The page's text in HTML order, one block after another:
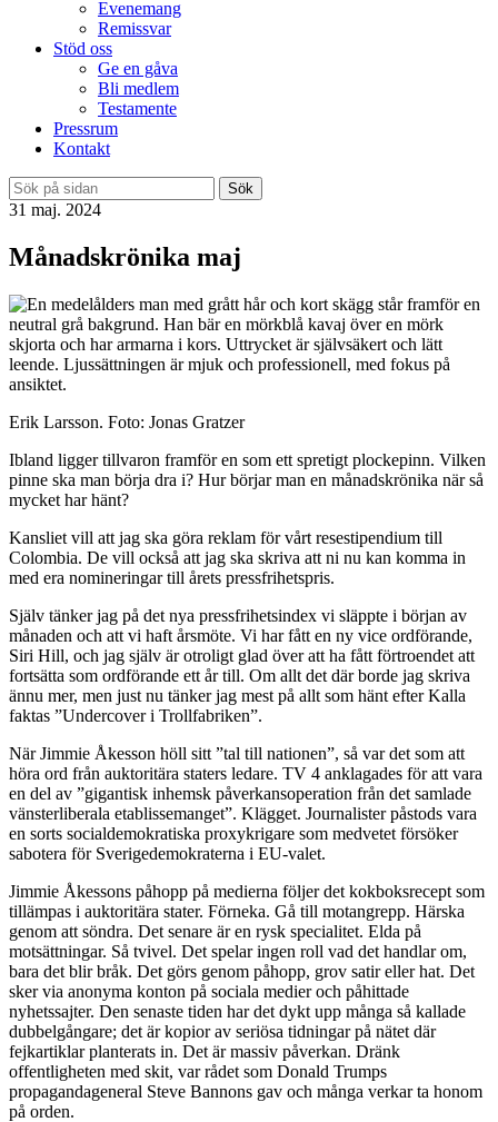
Evenemang
Remissvar
Stöd oss
Ge en gåva
Bli medlem
Testamente
Pressrum
Kontakt
Sök
31 maj. 2024
Månadskrönika maj
Erik Larsson. Foto: Jonas Gratzer
Ibland ligger tillvaron framför en som ett spretigt plockepinn. Vilken
pinne ska man börja dra i? Hur börjar man en månadskrönika när så
mycket har hänt?
Kansliet vill att jag ska göra reklam för vårt resestipendium till
Colombia. De vill också att jag ska skriva att ni nu kan komma in
med era nomineringar till årets pressfrihetspris.
Själv tänker jag på det nya pressfrihetsindex vi släppte i början av
månaden och att vi haft årsmöte. Vi har fått en ny vice ordförande,
Siri Hill, och jag själv är otroligt glad över att ha fått förtroendet att
fortsätta som ordförande ett år till. Om allt det där borde jag skriva
ännu mer, men just nu tänker jag mest på allt som hänt efter Kalla
faktas ”Undercover i Trollfabriken”.
När Jimmie Åkesson höll sitt ”tal till nationen”, så var det som att
höra ord från auktoritära staters ledare. TV 4 anklagades för att vara
en del av ”gigantisk inhemsk påverkansoperation från det samlade
vänsterliberala etablissemanget”. Klägget. Journalister påstods vara
en sorts socialdemokratiska proxykrigare som medvetet försöker
sabotera för Sverigedemokraterna i EU-valet.
Jimmie Åkessons påhopp på medierna följer det kokboksrecept som
tillämpas i auktoritära stater. Förneka. Gå till motangrepp. Härska
genom att söndra. Det senare är en rysk specialitet. Elda på
motsättningar. Så tvivel. Det spelar ingen roll vad det handlar om,
bara det blir bråk. Det görs genom påhopp, grov satir eller hat. Det
sker via anonyma konton på sociala medier och påhittade
nyhetssajter. Den senaste tiden har det dykt upp många så kallade
dubbelgångare; det är kopior av seriösa tidningar på nätet där
fejkartiklar planterats in. Det är massiv påverkan. Dränk
offentligheten med skit, var rådet som Donald Trumps
propagandageneral Steve Bannons gav och många verkar ta honom
på orden.